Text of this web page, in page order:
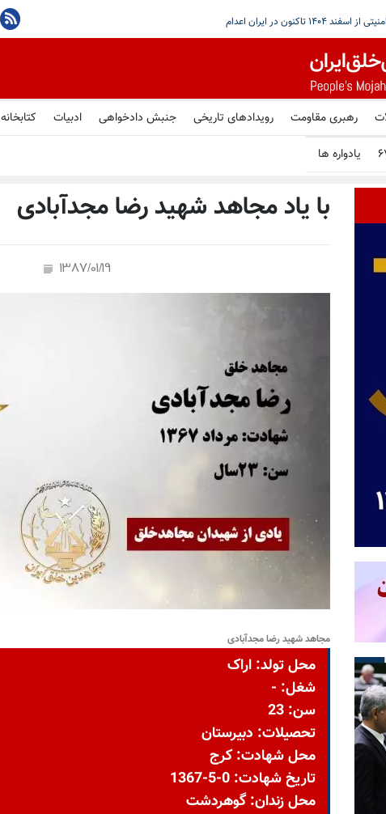
با مذاکرات تازه بیروت و اسراییل در رم
رهبری مقاومت رویدادهای تاریخی جنبش دادخواهی ادبیات کتابخانه
یادواره ها
با یاد مجاهد شهید رضا مجدآبادی
1387/01/19
مجاهد شهید رضا مجدآبادی
محل تولد: اراک
شغل: -
سن: 23
تحصیلات: دبیرستان
محل شهادت: کرج
تاریخ شهادت: 0-5-1367
محل زندان: گوهردشت